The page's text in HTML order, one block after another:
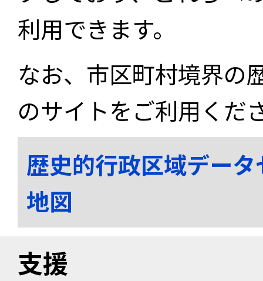
利用できます。
なお、市区町村境界の
のサイトをご利用くだ
歴史的行政区域デー
地図
支援